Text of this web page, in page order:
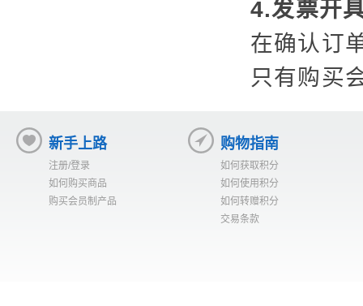
4.发票开
在确认订
只有购买
新手上路
注册/登录
如何购买商品
购买会员制产品
购物指南
如何获取积分
如何使用积分
如何转赠积分
交易条款